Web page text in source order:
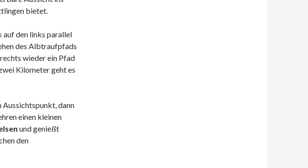
bietet.
auf den links parallel
des Albtraufpfads
wieder ein Pfad
Kilometer geht es
Aussichtspunkt, dann
einen kleinen
und genießt
den